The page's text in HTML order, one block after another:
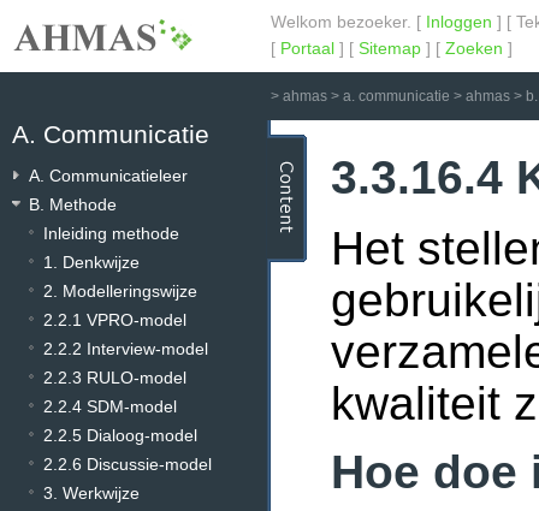
Welkom bezoeker. [ Inloggen ] [
[ Portaal ] [ Sitemap ] [ Zoeken ]
> ahmas > a. communicatie > ahmas >
A. Communicatie
A. Communicatieleer
B. Methode
Inleiding methode
1. Denkwijze
2. Modelleringswijze
2.2.1 VPRO-model
2.2.2 Interview-model
2.2.3 RULO-model
2.2.4 SDM-model
2.2.5 Dialoog-model
2.2.6 Discussie-model
3. Werkwijze
3.3.16.4
Het
kwaliteit
Hoe